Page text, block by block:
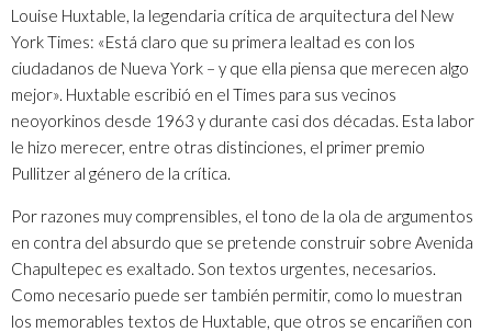
Louise Huxtable, la legendaria crítica de arquitectura del New
York Times: «Está claro que su primera lealtad es con los
ciudadanos de Nueva York – y que ella piensa que merecen algo
mejor». Huxtable escribió en el Times para sus vecinos
neoyorkinos desde 1963 y durante casi dos décadas. Esta labor
le hizo merecer, entre otras distinciones, el primer premio
Pullitzer al género de la crítica.
Por razones muy comprensibles, el tono de la ola de argumentos
en contra del absurdo que se pretende construir sobre Avenida
Chapultepec es exaltado. Son textos urgentes, necesarios.
Como necesario puede ser también permitir, como lo muestran
los memorables textos de Huxtable, que otros se encariñen con